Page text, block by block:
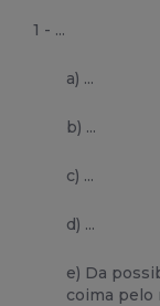
1 - ...
a) ...
b) ...
c) ...
d) ...
e) Da
coima pelo